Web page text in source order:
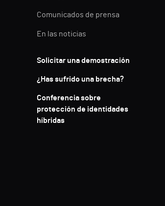
Comunicados de prensa
En las noticias
Solicitar una demostración
¿Has sufrido una brecha?
Conferencia sobre
protección de identidades
híbridas